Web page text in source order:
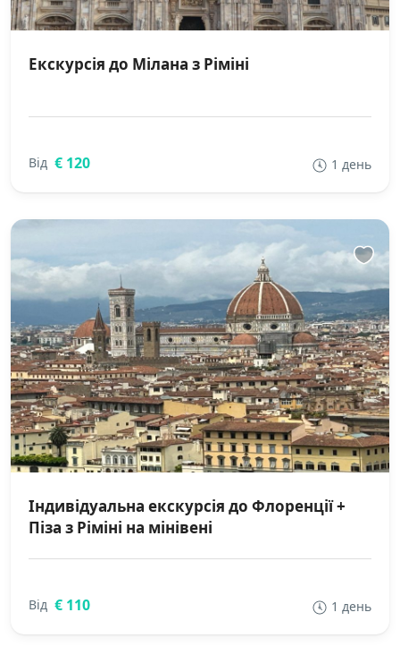
Екскурсія до Мілана з Ріміні
Від € 120 1 день
Індивідуальна екскурсія до Флоренції +
Піза з Ріміні на мінівені
Від € 110 1 день